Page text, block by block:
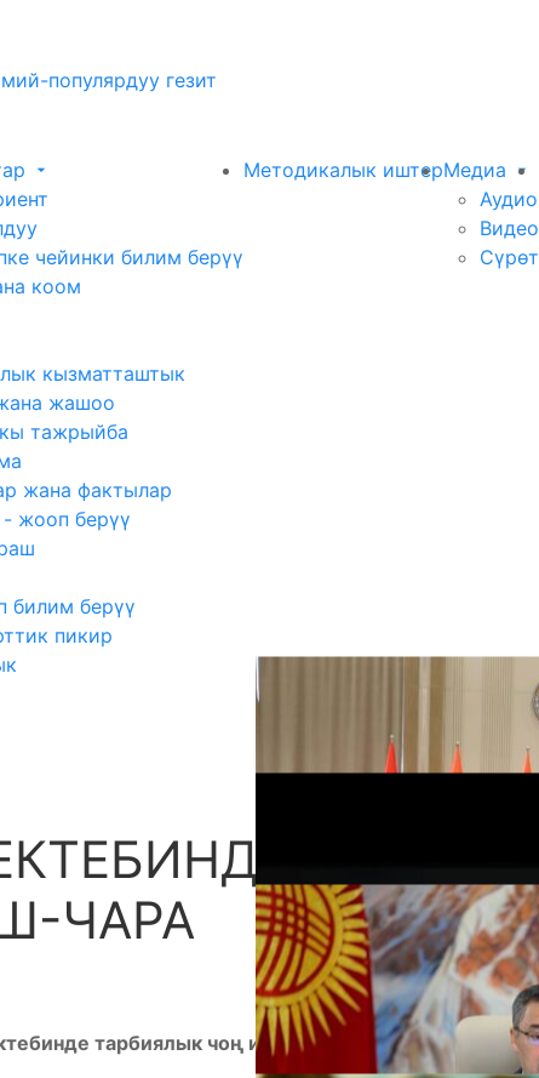
популярдуу гезит
чейинки билим берүү
коом
кызматташтык
жашоо
тажрыйба
жана фактылар
жооп берүү
билим берүү
пикир
Методикалык иштерМедиа
Аудио
Видео
Сүрөт
ЧАРА
тарбиялык чоң иш-чара болуп өттү.